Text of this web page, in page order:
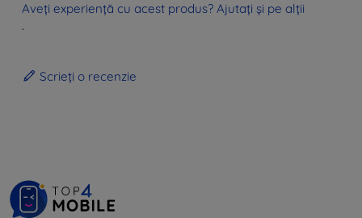
Aveți experiență cu acest produs? Ajutați și pe alții
.
Scrieți o recenzie